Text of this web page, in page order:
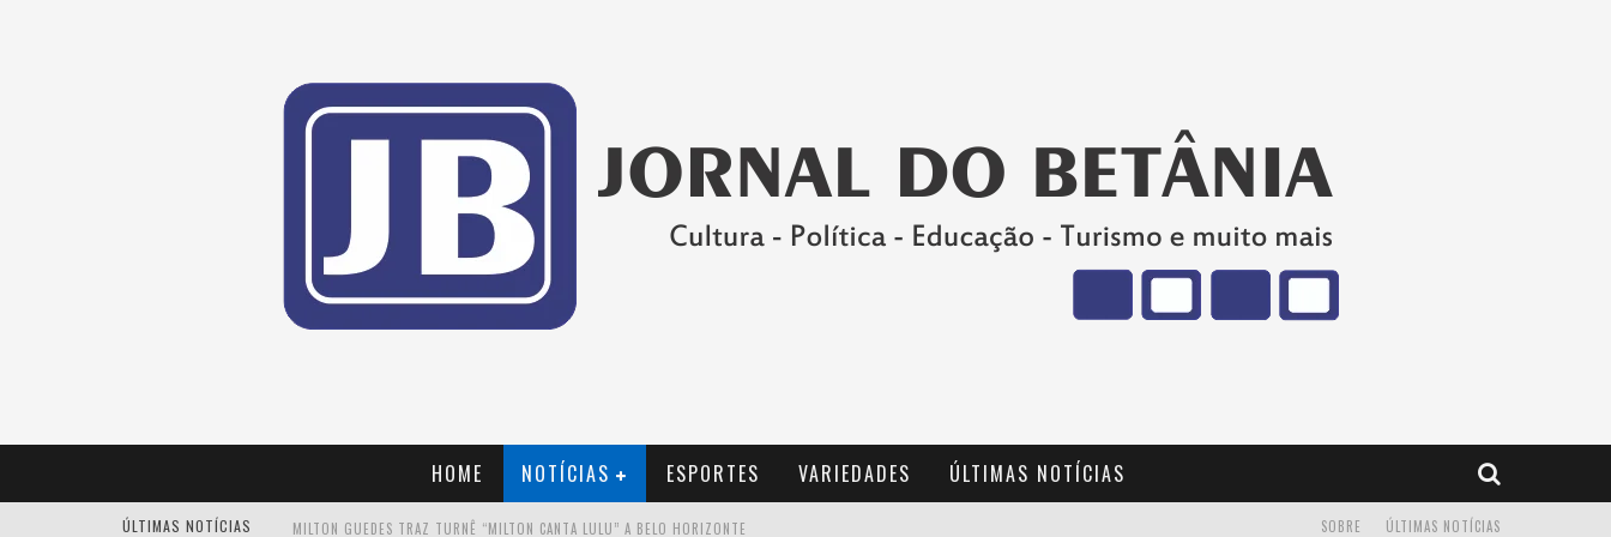
HOME NOTÍCIAS ESPORTES VARIEDADES ÚLTIMAS NOTÍCIAS
ÚLTIMAS NOTÍCIAS ÚLTIMAS NOTÍCIAS
SOBRE